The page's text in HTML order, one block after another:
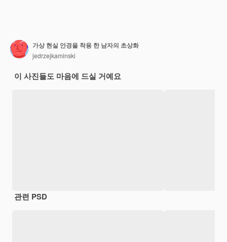
가상 현실 안경을 착용 한 남자의 초상화
jedrzejkaminski
이 사진들도 마음에 드실 거예요
관련 PSD